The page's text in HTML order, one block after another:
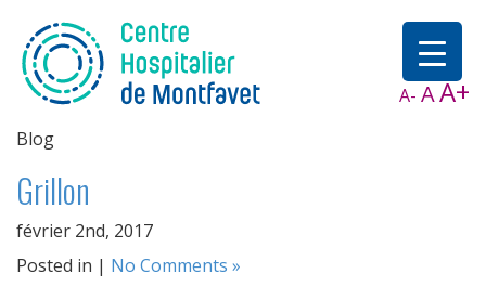
A- AA+
Blog
Grillon
février 2nd, 2017
Posted in | No Comments »